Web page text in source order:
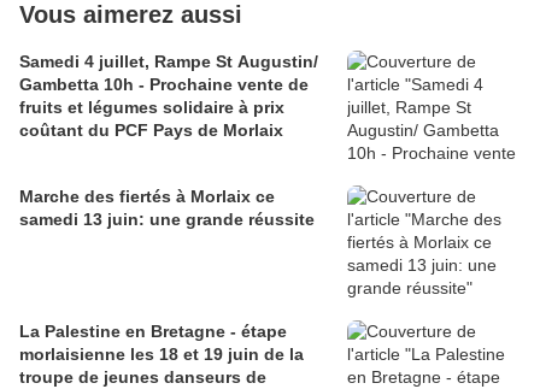
Vous aimerez aussi
Samedi 4 juillet, Rampe St Augustin/
Gambetta 10h - Prochaine vente de
fruits et légumes solidaire à prix
coûtant du PCF Pays de Morlaix
Marche des fiertés à Morlaix ce
samedi 13 juin: une grande réussite
La Palestine en Bretagne - étape
morlaisienne les 18 et 19 juin de la
troupe de jeunes danseurs de